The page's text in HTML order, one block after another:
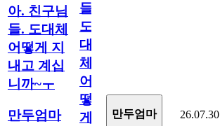
아. 친구님
들. 도대체
어떻게 지
내고 계십
니까~ㅜ
만두엄마
들.
도
대
체
어
떻
게
만두엄마 26.07.30